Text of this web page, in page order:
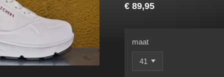
€ 89,95
maat